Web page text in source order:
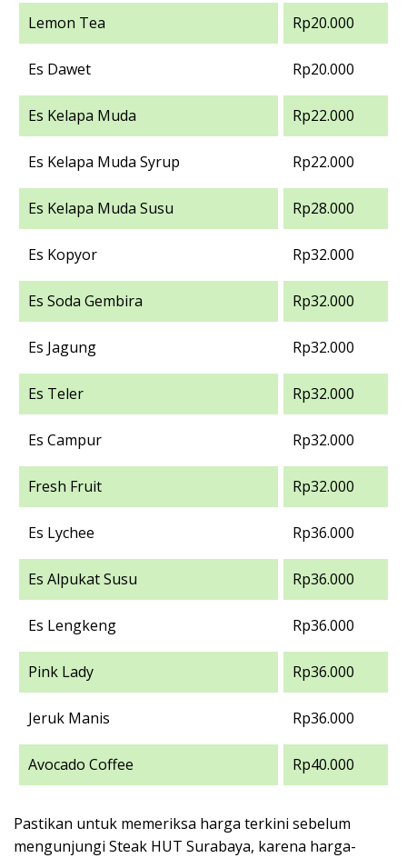
Lemon Tea Rp20.000
Es Dawet Rp20.000
Es Kelapa Muda Rp22.000
Es Kelapa Muda Syrup Rp22.000
Es Kelapa Muda Susu Rp28.000
Es Kopyor Rp32.000
Es Soda Gembira Rp32.000
Es Jagung Rp32.000
Es Teler Rp32.000
Es Campur Rp32.000
Fresh Fruit Rp32.000
Es Lychee Rp36.000
Es Alpukat Susu Rp36.000
Es Lengkeng Rp36.000
Pink Lady Rp36.000
Jeruk Manis Rp36.000
Avocado Coffee Rp40.000
Pastikan untuk memeriksa harga terkini sebelum
mengunjungi Steak HUT Surabaya, karena harga-